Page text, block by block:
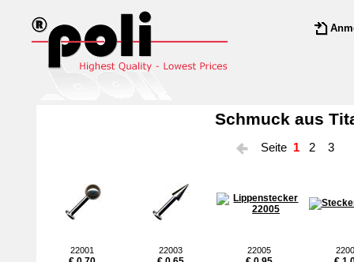
Schmuck aus
Seite 1 2 3
22001 22003 22005